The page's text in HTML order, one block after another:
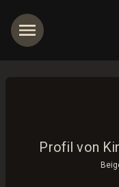
Profil von